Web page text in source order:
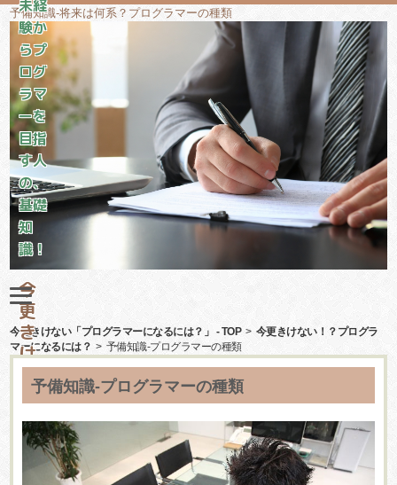
予備知識-将来は何系？プログラマーの種類
今
更
き
け
な
い
「プ
ロ
未経
験か
らプ
ログ
ラマ
ーを
目指
す人
の、
基礎
知
識！
今更きけない「プログラマーになるには？」 - TOP > 今更きけない！？プログラ
マーになるには？ > 予備知識-プログラマーの種類
予備知識-プログラマーの種類